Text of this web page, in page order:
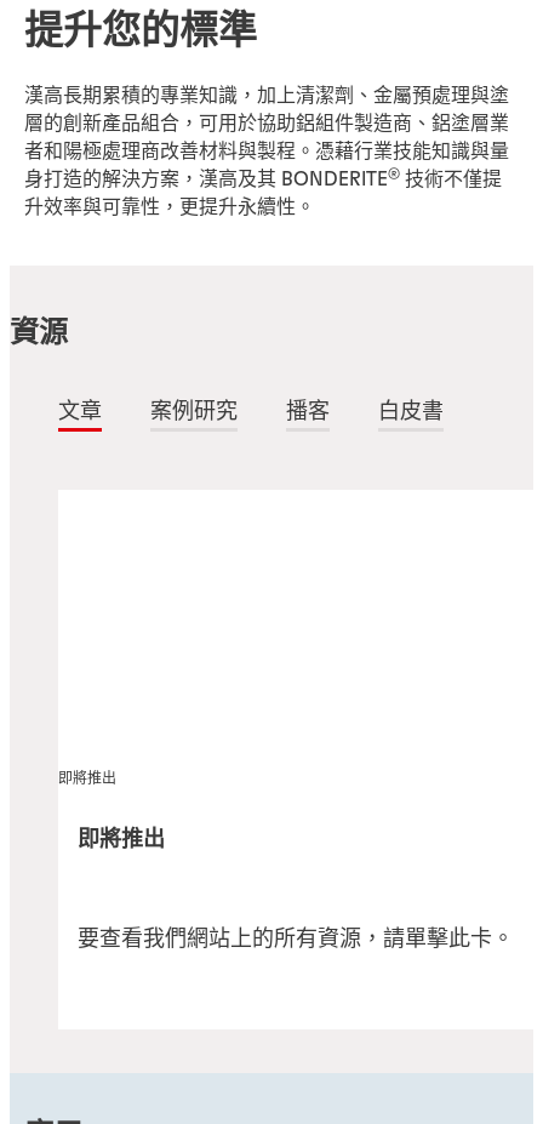
提升您的標準
漢高長期累積的專業知識，加上清潔劑、金屬預處理與塗
層的創新產品組合，可用於協助鋁組件製造商、鋁塗層業
者和陽極處理商改善材料與製程。憑藉行業技能知識與量
身打造的解決方案，漢高及其 BONDERITE® 技術不僅提
升效率與可靠性，更提升永續性。
資源
文章 案例研究 播客 白皮書
即將推出
即將推出
要查看我們網站上的所有資源，請單擊此卡。